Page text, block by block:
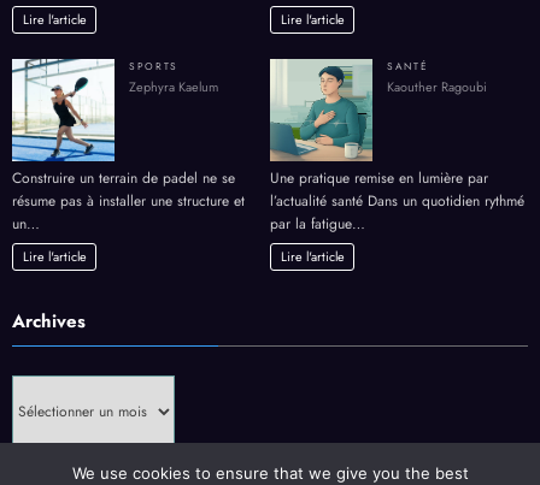
Lire l'article Lire l'article
SPORTS
Zephyra Kaelum
Construire un terrain de padel ne se
résume pas à installer une structure et
un…
Lire l'article
SANTÉ
Kaouther Ragoubi
Une pratique remise en lumière par
l’actualité santé Dans un quotidien rythmé
par la fatigue…
Lire l'article
Archives
We use cookies to ensure that we give you the best